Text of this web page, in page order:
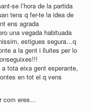
se l’hora de la partida
tens q fer-te la idea de
ens agrada
una vegada habituada
estigues segura…q
a la gent i lluites per lo
tota eixa gent esperante,
en tot el q vens
com eres…